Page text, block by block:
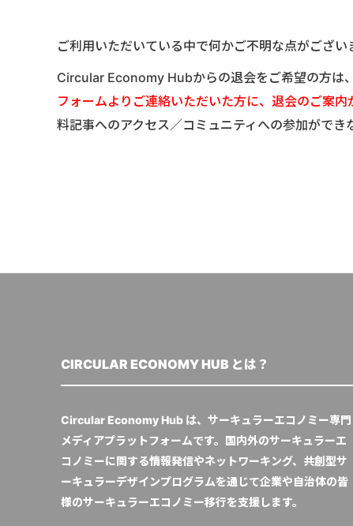
ご利用いただいている中で何かご不明な点がござい
Circular Economy Hubからの退会をご希望の方は
フォームよりご連絡いただいた方に、退会のご案
料記事へのアクセス／コミュニティへの参加ができ
CIRCULAR ECONOMY HUB とは？
Circular Economy Hub は、サーキュラーエコノミー専門
メディアプラットフォームです。国内外のサーキュラーエ
コノミーに関する情報発信やネットワーキング、共創型サ
ーキュラーデザインプログラムを通じて企業や自治体の皆
様のサーキュラーエコノミー移行を支援します。